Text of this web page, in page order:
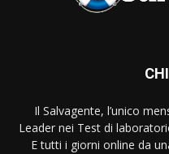
Il Salvagente, l’unico
Leader nei Test di
E tutti i giorni online da